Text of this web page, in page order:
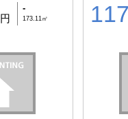
円
-
173.11㎡